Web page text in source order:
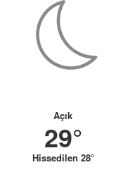
Açık
29°
Hissedilen 28°